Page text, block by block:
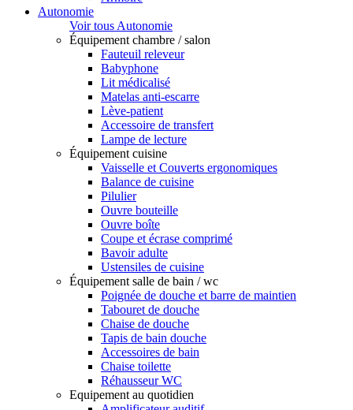
Autonomie
Voir tous Autonomie
Équipement chambre / salon
Fauteuil releveur
Babyphone
Lit médicalisé
Matelas anti-escarre
Lève-patient
Accessoire de transfert
Lampe de lecture
Équipement cuisine
Vaisselle et Couverts ergonomiques
Balance de cuisine
Pilulier
Ouvre bouteille
Ouvre boîte
Coupe et écrase comprimé
Bavoir adulte
Ustensiles de cuisine
Équipement salle de bain / wc
Poignée de douche et barre de maintien
Tabouret de douche
Chaise de douche
Tapis de bain douche
Accessoires de bain
Chaise toilette
Réhausseur WC
Equipement au quotidien